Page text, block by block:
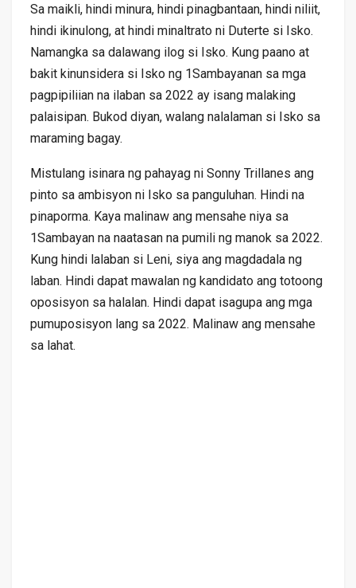
Sa maikli, hindi minura, hindi pinagbantaan, hindi niliit,
hindi ikinulong, at hindi minaltrato ni Duterte si Isko.
Namangka sa dalawang ilog si Isko. Kung paano at
bakit kinunsidera si Isko ng 1Sambayanan sa mga
pagpipiliian na ilaban sa 2022 ay isang malaking
palaisipan. Bukod diyan, walang nalalaman si Isko sa
maraming bagay.
Mistulang isinara ng pahayag ni Sonny Trillanes ang
pinto sa ambisyon ni Isko sa panguluhan. Hindi na
pinaporma. Kaya malinaw ang mensahe niya sa
1Sambayan na naatasan na pumili ng manok sa 2022.
Kung hindi lalaban si Leni, siya ang magdadala ng
laban. Hindi dapat mawalan ng kandidato ang totoong
oposisyon sa halalan. Hindi dapat isagupa ang mga
pumuposisyon lang sa 2022. Malinaw ang mensahe
sa lahat.